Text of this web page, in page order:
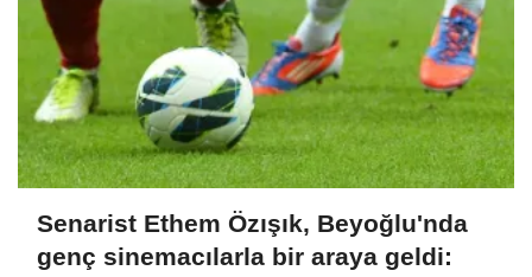
Senarist Ethem Özışık, Beyoğlu'nda
genç sinemacılarla bir araya geldi: